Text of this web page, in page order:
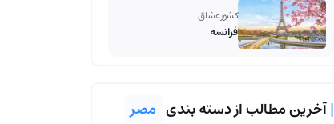
کشور عشاق
فرانسه
|آخرین مطالب از دسته بندی مصر